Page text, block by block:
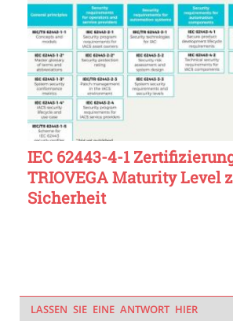
IEC 62443-4-1
TRIOVEGA Maturity Level
Sicherheit
LASSEN SIE EINE ANTWORT HIER